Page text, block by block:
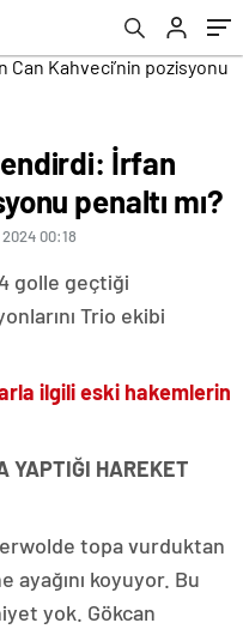
İrfan
penaltı mı?
00:18
golle geçtiği
Trio ekibi
ilgili eski hakemlerin
YAPTIĞI HAREKET
topa vurduktan
ayağını koyuyor. Bu
yok. Gökcan